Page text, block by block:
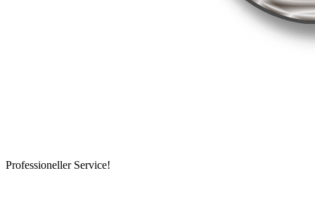
Professioneller Service!